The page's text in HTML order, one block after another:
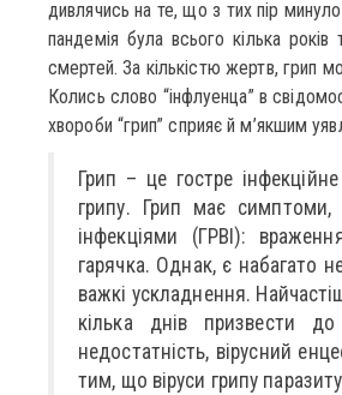
дивлячись на те, що з тих пір
пандемія була всього кілька
смертей. За кількістю жертв, грип
Колись слово “інфлуенца” в
хвороби “грип” сприяє й м’якшим
Грип – це гостре
грипу. Грип має симптоми,
інфекціями (ГРВІ):
гарячка. Однак, є набагато
важкі ускладнення.
кілька днів призвести
недостатність, вірусний
тим, що віруси грипу